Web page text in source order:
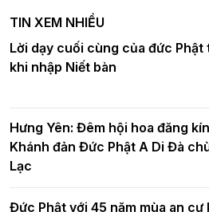
nghiêm tác pháp Tiền an cư
DL.2026
chúc mừng Phật đản BTS
Hà Nội
Hơn 5.000 người tham dự diễu
Ban Hoằng
Báo hiếu
15/8/2021)
Tinh thần yêu
TIN XEM NHIỀU
Lời dạy cuối cùng của đức Phật
khi nhập Niết bàn
Hưng Yên: Đêm hội hoa đăng
Khánh đản Đức Phật A Di Đà
Lạc
Đức Phật với 45 năm mùa an cư